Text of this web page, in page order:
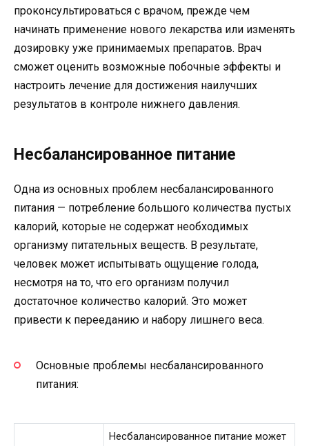
проконсультироваться с врачом, прежде чем
начинать применение нового лекарства или изменять
дозировку уже принимаемых препаратов. Врач
сможет оценить возможные побочные эффекты и
настроить лечение для достижения наилучших
результатов в контроле нижнего давления.
Несбалансированное питание
Одна из основных проблем несбалансированного
питания — потребление большого количества пустых
калорий, которые не содержат необходимых
организму питательных веществ. В результате,
человек может испытывать ощущение голода,
несмотря на то, что его организм получил
достаточное количество калорий. Это может
привести к перееданию и набору лишнего веса.
Основные проблемы несбалансированного
питания:
Несбалансированное питание может